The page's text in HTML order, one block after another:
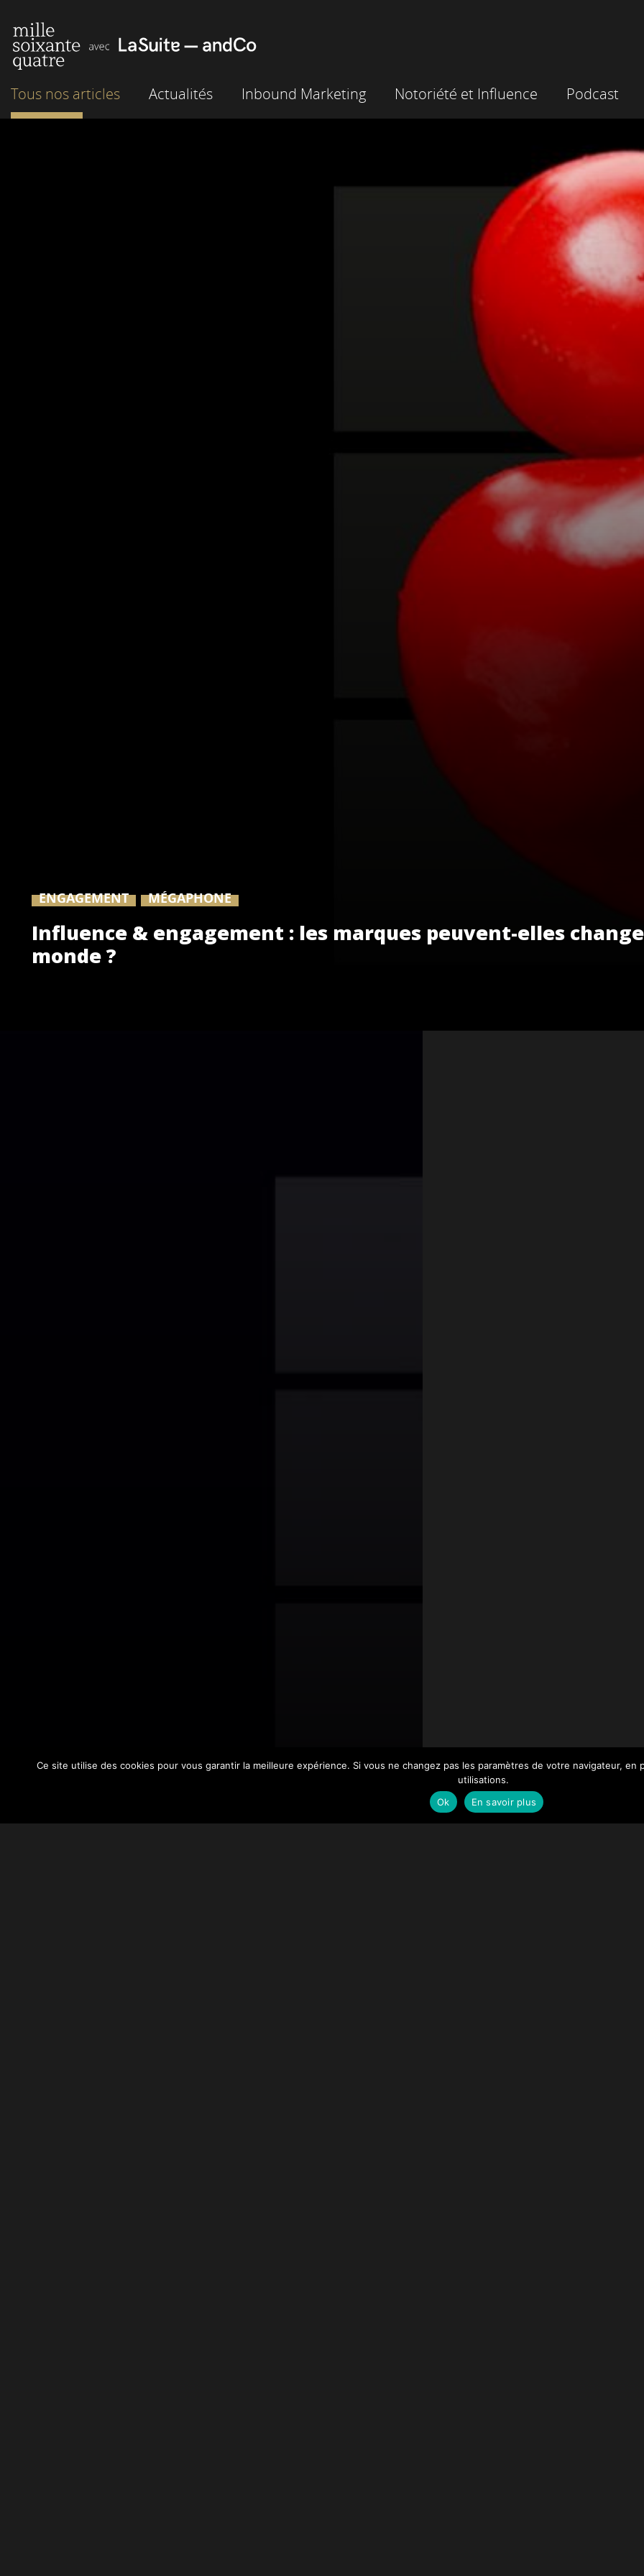
Tous nos articles Actualités Inbound Marketing Notoriété et Influence Podcast
ENGAGEMENT MÉGAPHONE
Influence & engagement : les marques peuvent-elles
monde ?
Ce site utilise des cookies pour vous garantir la meilleure expérience. Si vous ne changez pas les paramètres de votre navigateur,
utilisations.
Ok
En savoir plus